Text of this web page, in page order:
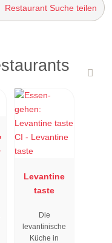
Restaurant Suche teilen
Levantine
taste
Die
levantinische
Küche in